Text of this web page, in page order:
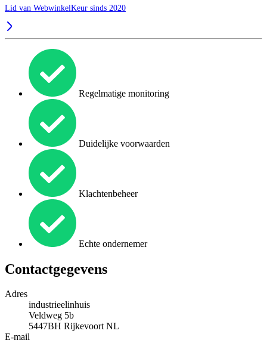
Lid van WebwinkelKeur sinds 2020
Regelmatige monitoring
Duidelijke voorwaarden
Klachtenbeheer
Echte ondernemer
Contactgegevens
Adres
industrieelinhuis
Veldweg 5b
5447BH RijkevoortNL
E-mail